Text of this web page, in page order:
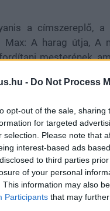
- Do Not Process
opt-out of the sale,
for targeted
selection. Please note that
interest-based ads
to third parties
of your personal
This information may also
Participants that may
a címszereplő, a
A harag útja, A
mesterének,
ígért
baromság